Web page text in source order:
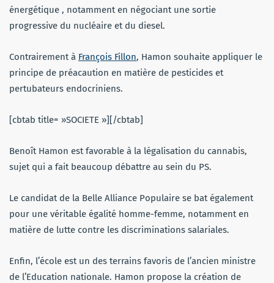
énergétique , notamment en négociant une sortie
progressive du nucléaire et du diesel.
Contrairement à François Fillon, Hamon souhaite appliquer le
principe de préacaution en matière de pesticides et
pertubateurs endocriniens.
[cbtab title= »SOCIETE »][/cbtab]
Benoît Hamon est favorable à la légalisation du cannabis,
sujet qui a fait beaucoup débattre au sein du PS.
Le candidat de la Belle Alliance Populaire se bat également
pour une véritable égalité homme-femme, notamment en
matière de lutte contre les discriminations salariales.
Enfin, l’école est un des terrains favoris de l’ancien ministre
de l’Education nationale. Hamon propose la création de